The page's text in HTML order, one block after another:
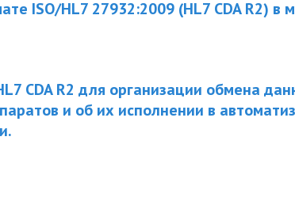
ISO/HL7 27932:2009 (HL7 CDA R2) в
CDA R2 для организации обмена
и об их исполнении в